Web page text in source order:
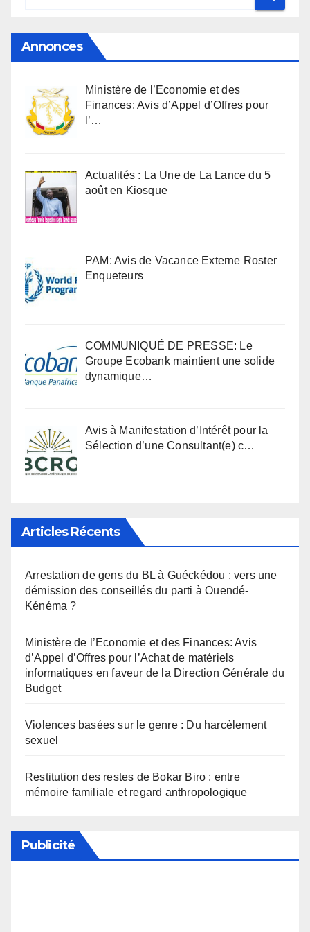
Annonces
Ministère de l’Economie et des
Finances: Avis d’Appel d’Offres pour
l’…
Actualités : La Une de La Lance du 5
août en Kiosque
PAM: Avis de Vacance Externe Roster
Enqueteurs
COMMUNIQUÉ DE PRESSE: Le
Groupe Ecobank maintient une solide
dynamique…
Avis à Manifestation d’Intérêt pour la
Sélection d’une Consultant(e) c…
Articles Récents
Arrestation de gens du BL à Guéckédou : vers une
démission des conseillés du parti à Ouendé-
Kénéma ?
Ministère de l’Economie et des Finances: Avis
d’Appel d’Offres pour l’Achat de matériels
informatiques en faveur de la Direction Générale du
Budget
Violences basées sur le genre : Du harcèlement
sexuel
Restitution des restes de Bokar Biro : entre
mémoire familiale et regard anthropologique
Publicité